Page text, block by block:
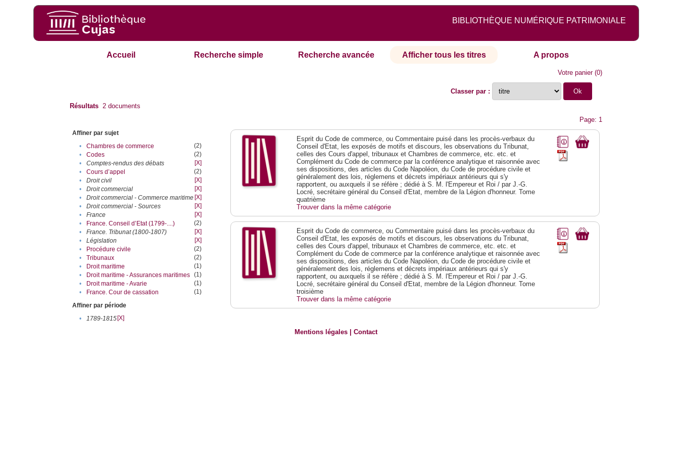
BIBLIOTHÈQUE NUMÉRIQUE PATRIMONIALE
Accueil Recherche simple Recherche avancée Afficher tous les titres A propos
Votre panier(0)
Classer par :
Résultats 2 documents
Page: 1
Affiner par sujet
•
Chambres de commerce
(2)
•
Codes
(2)
•
Comptes-rendus des débats
[X]
•
Cours d’appel
(2)
•
Droit civil
[X]
•
Droit commercial
[X]
•
Droit commercial - Commerce maritime [X]
•
Droit commercial - Sources
[X]
•
France
[X]
•
France. Conseil d’Etat (1799-....)
(2)
•
France. Tribunat (1800-1807)
[X]
•
Législation
[X]
•
Procédure civile
(2)
•
Tribunaux
(2)
•
Droit maritime
(1)
•
Droit maritime - Assurances maritimes (1)
•
Droit maritime - Avarie
(1)
•
France. Cour de cassation
(1)
Affiner par période
•
1789-1815[X]
Esprit du Code de commerce, ou Commentaire puisé dans les procès-verbaux du
Conseil d'Etat, les exposés de motifs et discours, les observations du Tribunat,
celles des Cours d'appel, tribunaux et Chambres de commerce, etc. etc. et
Complément du Code de commerce par la conférence analytique et raisonnée avec
ses dispositions, des articles du Code Napoléon, du Code de procédure civile et
généralement des lois, réglemens et décrets impériaux antérieurs qui s'y
rapportent, ou auxquels il se réfère ; dédié à S. M. l'Empereur et Roi / par J.-G.
Locré, secrétaire général du Conseil d'Etat, membre de la Légion d'honneur. Tome
quatrième
Trouver dans la même catégorie
Esprit du Code de commerce, ou Commentaire puisé dans les procès-verbaux du
Conseil d'Etat, les exposés de motifs et discours, les observations du Tribunat,
celles des Cours d'appel, tribunaux et Chambres de commerce, etc. etc. et
Complément du Code de commerce par la conférence analytique et raisonnée avec
ses dispositions, des articles du Code Napoléon, du Code de procédure civile et
généralement des lois, réglemens et décrets impériaux antérieurs qui s'y
rapportent, ou auxquels il se réfère ; dédié à S. M. l'Empereur et Roi / par J.-G.
Locré, secrétaire général du Conseil d'Etat, membre de la Légion d'honneur. Tome
troisième
Trouver dans la même catégorie
Mentions légales |Contact